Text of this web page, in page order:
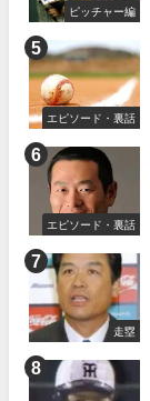
ピッチャー編
エピソード・裏話
エピソード・裏話
走塁